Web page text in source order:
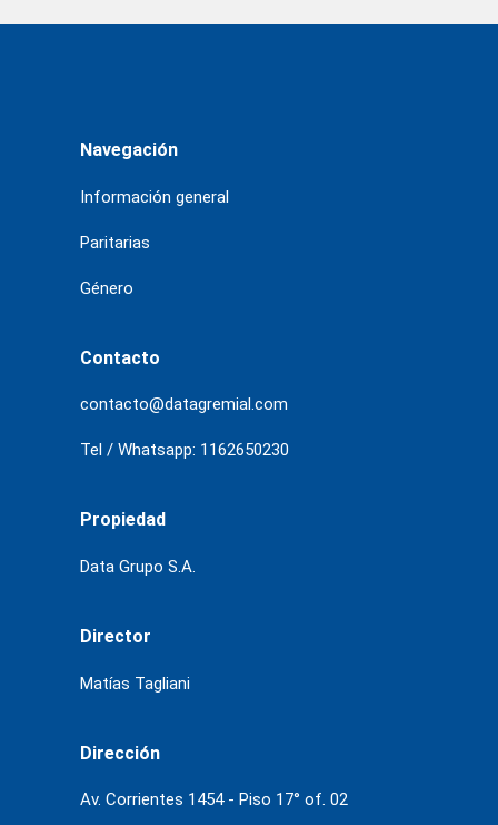
Navegación
Información general
Paritarias
Género
Contacto
contacto@datagremial.com
Tel / Whatsapp: 1162650230
Propiedad
Data Grupo S.A.
Director
Matías Tagliani
Dirección
Av. Corrientes 1454 - Piso 17° of. 02